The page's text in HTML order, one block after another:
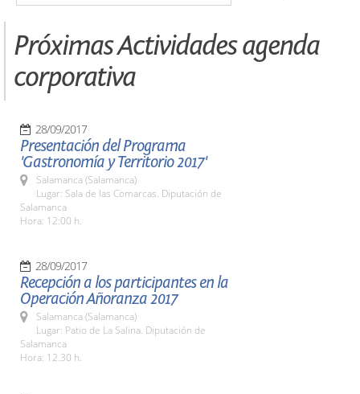
Próximas Actividades agenda
corporativa
28/09/2017
Presentación del Programa
'Gastronomía y Territorio 2017'
Salamanca (Salamanca)
Lugar: Sala de las Comarcas. Diputación de
Salamanca
Hora: 12:00 h.
28/09/2017
Recepción a los participantes en la
Operación Añoranza 2017
Salamanca (Salamanca)
Lugar: Patio de La Salina. Diputación de
Salamanca
Hora: 12.30 h.